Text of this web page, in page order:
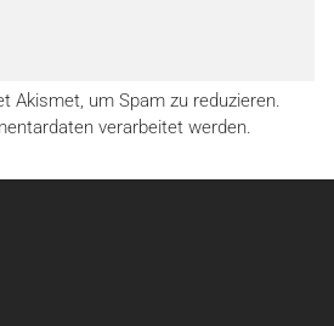
Akismet, um Spam zu reduzieren.
verarbeitet werden.